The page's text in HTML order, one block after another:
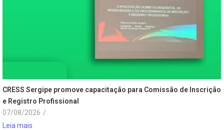
CRESS Sergipe promove capacitação para Comissão de Inscrição
e Registro Profissional
07/08/2026 /
Leia mais